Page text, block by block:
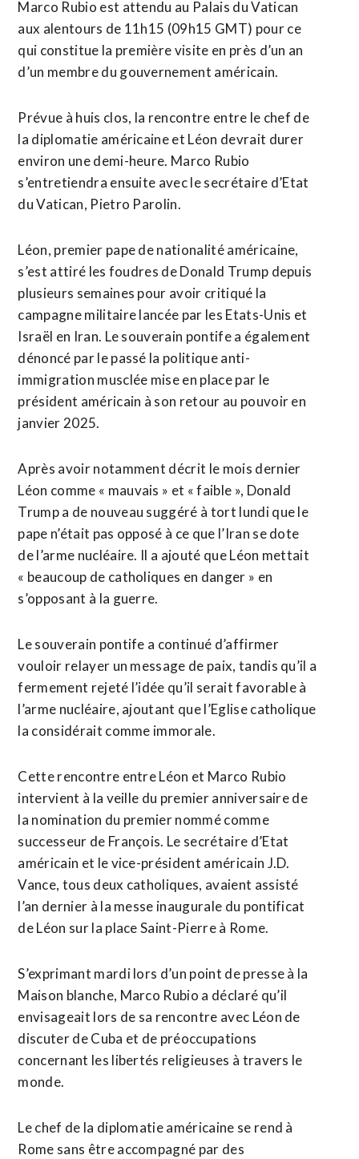
Marco Rubio est attendu au Palais du Vatican
aux alentours de 11h15 (09h15 GMT) pour ce
qui constitue la première visite en près d’un an
d’un membre du gouvernement américain.
Prévue à huis clos, la rencontre entre le chef de
la diplomatie américaine et Léon devrait durer
environ une demi-heure. Marco Rubio
s’entretiendra ensuite avec le secrétaire d’Etat
du Vatican, Pietro Parolin.
Léon, premier pape de nationalité américaine,
s’est attiré les foudres de Donald Trump depuis
plusieurs semaines pour avoir critiqué la
campagne militaire lancée par les Etats-Unis et
Israël en Iran. Le souverain pontife a également
dénoncé par le passé la politique anti-
immigration musclée mise en place par le
président américain à son retour au pouvoir en
janvier 2025.
Après avoir notamment décrit le mois dernier
Léon comme « mauvais » et « faible », Donald
Trump a de nouveau suggéré à tort lundi que le
pape n’était pas opposé à ce que l’Iran se dote
de l’arme nucléaire. Il a ajouté que Léon mettait
« beaucoup de catholiques en danger » en
s’opposant à la guerre.
Le souverain pontife a continué d’affirmer
vouloir relayer un message de paix, tandis qu’il a
fermement rejeté l’idée qu’il serait favorable à
l’arme nucléaire, ajoutant que l’Eglise catholique
la considérait comme immorale.
Cette rencontre entre Léon et Marco Rubio
intervient à la veille du premier anniversaire de
la nomination du premier nommé comme
successeur de François. Le secrétaire d’Etat
américain et le vice-président américain J.D.
Vance, tous deux catholiques, avaient assisté
l’an dernier à la messe inaugurale du pontificat
de Léon sur la place Saint-Pierre à Rome.
S’exprimant mardi lors d’un point de presse à la
Maison blanche, Marco Rubio a déclaré qu’il
envisageait lors de sa rencontre avec Léon de
discuter de Cuba et de préoccupations
concernant les libertés religieuses à travers le
monde.
Le chef de la diplomatie américaine se rend à
Rome sans être accompagné par des